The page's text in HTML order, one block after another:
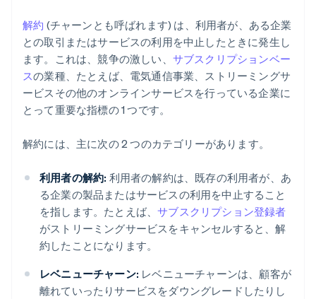
テクノロジーを最大限に活用する
行動につながるフィードバックシステムを確立する
製品やサービスを常に改善する
料金体系に戦略的に取り組み、請求の透明性を保つ
解約 (チャーンとも呼ばれます) は、利用者が、ある企業
との取引またはサービスの利用を中止したときに発生し
ます。これは、競争の激しい、 サブスクリプションベー
スの業種、たとえば、電気通信事業、ストリーミングサ
ービスその他のオンラインサービスを行っている企業に
とって重要な指標の 1 つです。
解約には、主に次の 2 つのカテゴリーがあります。
利用者の解約: 利用者の解約は、既存の利用者が、あ
る企業の製品またはサービスの利用を中止すること
を指します。たとえば、サブスクリプション登録者
がストリーミングサービスをキャンセルすると、解
約したことになります。
レベニューチャーン: レベニューチャーンは、顧客が
離れていったりサービスをダウングレードしたりし